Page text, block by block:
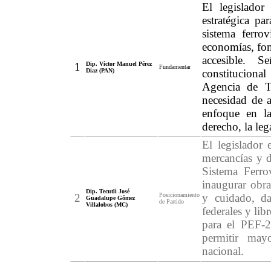
1
Dip. Víctor Manuel Pérez
Díaz (PAN)
Fundamentar
El legislador
estratégica
sistema
economías,
accesible.
Agencia de
necesidad de
enfoque en
derecho, la
2
Dip. Tecutli José
Guadalupe Gómez
Villalobos (MC)
Posicionamiento
de Partido
El legislador
mercancías y
Sistema
inaugurar
y cuidado,
federales y
para el PEF-
permitir
nacional.